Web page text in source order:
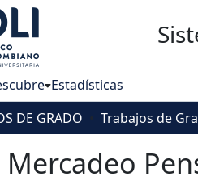
Estadísticas
DE GRADO
Mercadeo